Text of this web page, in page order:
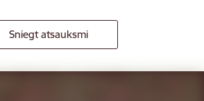
Sniegt atsauksmi